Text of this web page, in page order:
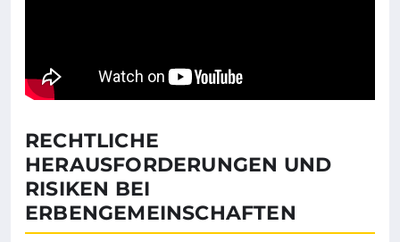
RECHTLICHE
HERAUSFORDERUNGEN UND
RISIKEN BEI
ERBENGEMEINSCHAFTEN